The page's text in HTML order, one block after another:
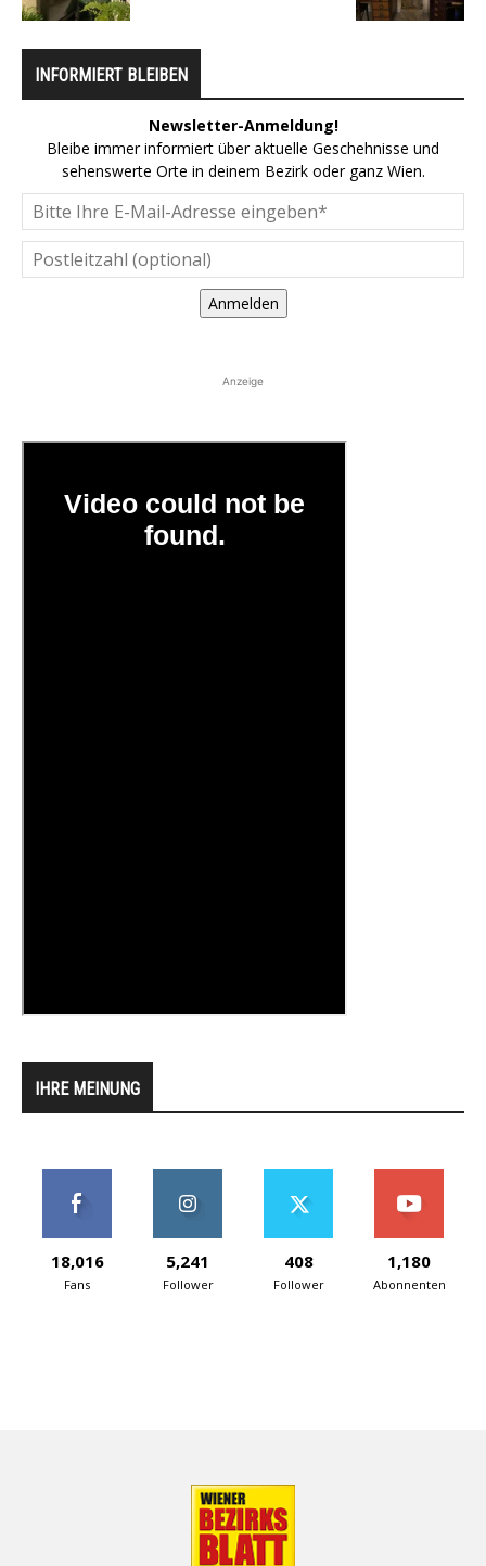
INFORMIERT BLEIBEN
Newsletter-Anmeldung!
Bleibe immer informiert über aktuelle Geschehnisse und
sehenswerte Orte in deinem Bezirk oder ganz Wien.
Anmelden
Anzeige
IHRE MEINUNG
18,016
Fans
5,241
Follower
408
Follower
1,180
Abonnenten